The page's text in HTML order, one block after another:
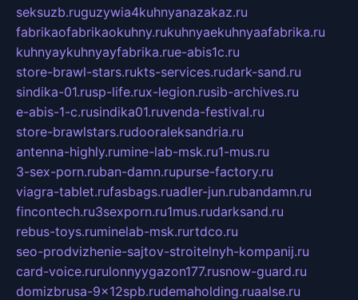
seksuzb.ruguzywia4kuhnyanazakaz.ru
fabrikaofabrikaokuhny.rukuhnyaekuhnyaafabrika.ru
kuhnyaykuhnyayfabrika.rue-abis1c.ru
store-brawl-stars.rukts-services.rudark-sand.ru
sindika-01.rusp-life.rux-legion.rusib-archives.ru
e-abis-1-c.rusindika01.ruvenda-festival.ru
store-brawlstars.rudooraleksandria.ru
antenna-highly.rumine-lab-msk.ru1-mus.ru
3-sex-porn.ruban-damn.rupurse-factory.ru
viagra-tablet.rufasbags.ruadler-jun.rubandamn.ru
fincontech.ru3sexporn.ru1mus.rudarksand.ru
rebus-toys.ruminelab-msk.rurtdco.ru
seo-prodvizhenie-sajtov-stroitelnyh-kompanij.ru
card-voice.rurulonnyygazon177.rusnow-guard.ru
domizbrusa-9x12spb.rudemaholding.ruaalse.ru